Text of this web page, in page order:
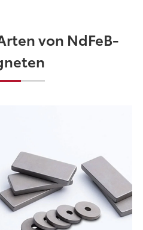
von NdFeB-